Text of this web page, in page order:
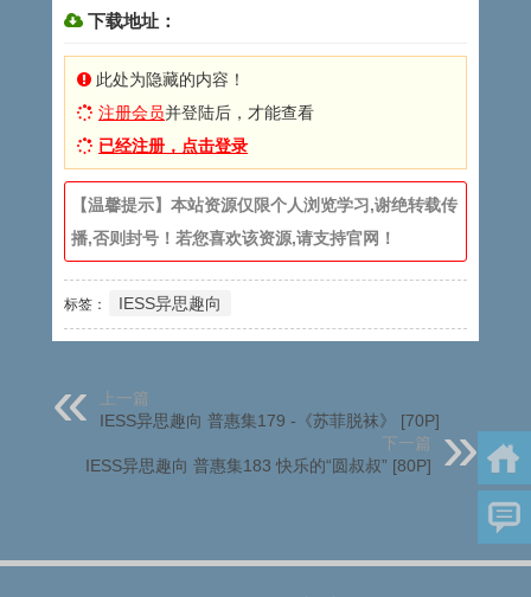
下载地址：
此处为隐藏的内容！
注册会员并登陆后，才能查看
已经注册，点击登录
【温馨提示】本站资源仅限个人浏览学习,谢绝转载传
播,否则封号！若您喜欢该资源,请支持官网！
标签： IESS异思趣向
上一篇
IESS异思趣向 普惠集179 -《苏菲脱袜》 [70P]
下一篇
IESS异思趣向 普惠集183 快乐的“圆叔叔” [80P]